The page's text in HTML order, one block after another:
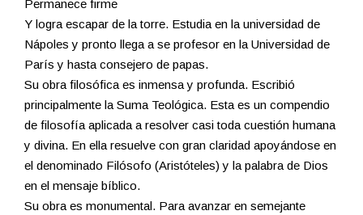
Permanece firme
Y logra escapar de la torre. Estudia en la universidad de
Nápoles y pronto llega a se profesor en la Universidad de
París y hasta consejero de papas.
Su obra filosófica es inmensa y profunda. Escribió
principalmente la Suma Teológica. Esta es un compendio
de filosofía aplicada a resolver casi toda cuestión humana
y divina. En ella resuelve con gran claridad apoyándose en
el denominado Filósofo (Aristóteles) y la palabra de Dios
en el mensaje bíblico.
Su obra es monumental. Para avanzar en semejante